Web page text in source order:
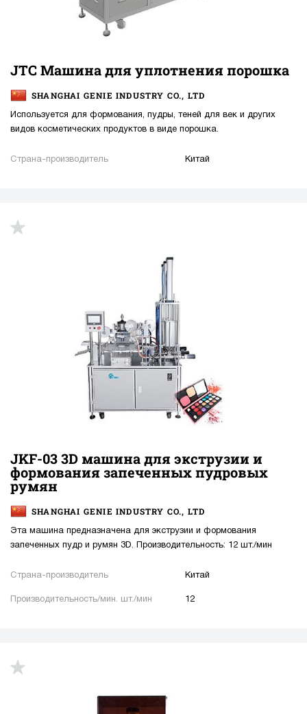
JTC Машина для уплотнения порошка
SHANGHAI GENIE INDUSTRY CO., LTD
Используется для формования, пудры, теней для век и других
видов косметических продуктов в виде порошка.
Страна-производитель Китай
JKF-03 3D машина для экструзии и
формования запеченных пудровых
румян
SHANGHAI GENIE INDUSTRY CO., LTD
Эта машина предназначена для экструзии и формования
запеченных пудр и румян 3D. Производительность: 12 шт./мин
Страна-производитель Китай
Производительность/мин. шт./мин 12